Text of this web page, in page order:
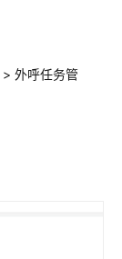
> 外呼任务管